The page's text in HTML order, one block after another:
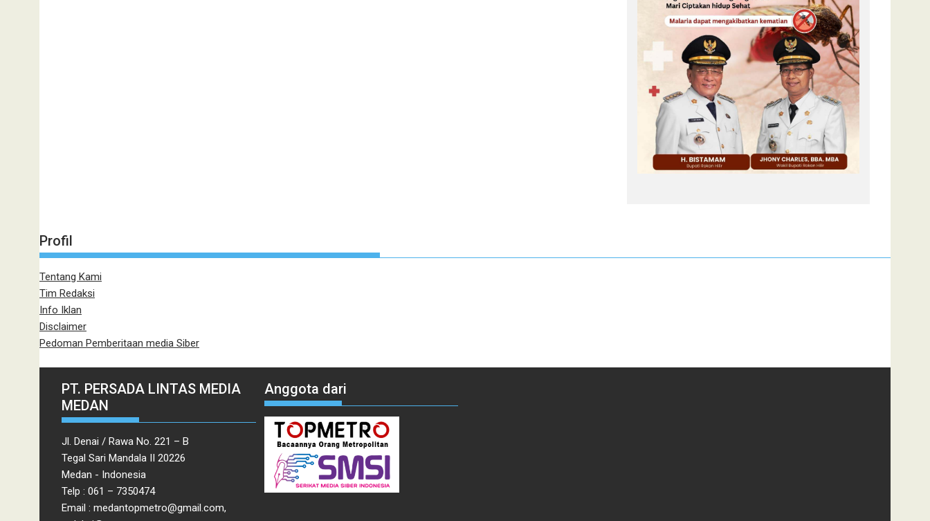
Profil
Tentang Kami
Tim Redaksi
Info Iklan
Disclaimer
Pedoman Pemberitaan media Siber
PT. PERSADA LINTAS MEDIA
MEDAN
Jl. Denai / Rawa No. 221 – B
Tegal Sari Mandala II 20226
Medan - Indonesia
Telp : 061 – 7350474
Email : medantopmetro@gmail.com,
Anggota dari